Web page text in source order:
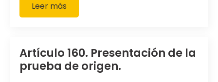
Leer más
Artículo 160. Presentación de la
prueba de origen.